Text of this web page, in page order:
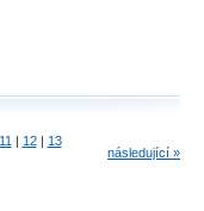
11 | 12 | 13
následující »